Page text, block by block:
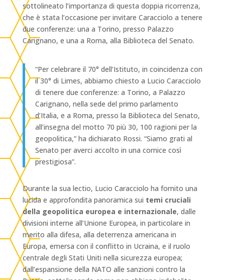
sottolineato l’importanza di questa doppia ricorrenza,
che è stata l’occasione per invitare Caracciolo a tenere
due conferenze: una a Torino, presso Palazzo
Carignano, e una a Roma, alla Biblioteca del Senato.
“Per celebrare il 70° dell’Istituto, in coincidenza con
il 30° di Limes, abbiamo chiesto a Lucio Caracciolo
di tenere due conferenze: a Torino, a Palazzo
Carignano, nella sede del primo parlamento
d’Italia, e a Roma, presso la Biblioteca del Senato,
all’insegna del motto 70 più 30, 100 ragioni per la
geopolitica,” ha dichiarato Rossi. “Siamo grati al
Senato per averci accolto in una cornice così
prestigiosa”.
Durante la sua lectio, Lucio Caracciolo ha fornito una
lucida e approfondita panoramica sui temi cruciali
della geopolitica europea e internazionale, dalle
divisioni interne all’Unione Europea, in particolare in
merito alla difesa, alla deterrenza americana in
Europa, emersa con il conflitto in Ucraina, e il ruolo
centrale degli Stati Uniti nella sicurezza europea;
dall’espansione della NATO alle sanzioni contro la